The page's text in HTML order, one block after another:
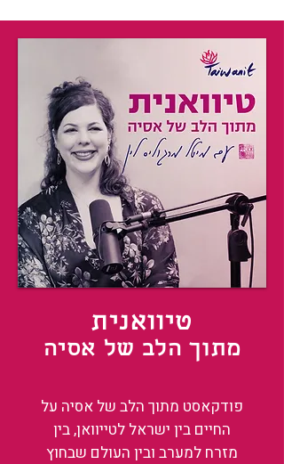
טיוואנית
מתוך הלב של אסיה
פודקאסט מתוך הלב של אסיה על
החיים בין ישראל לטייוואן, בין
מזרח למערב ובין העולם שבחוץ